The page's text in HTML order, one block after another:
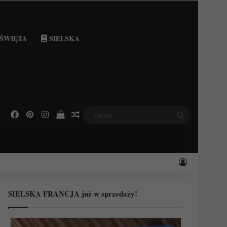
SIELSKA
Facebook
PinterestInstagramPodejrzyj swój koszyk
Losowy wpis
Zaloguj
SIELSKA FRANCJA już w sprzedaży!